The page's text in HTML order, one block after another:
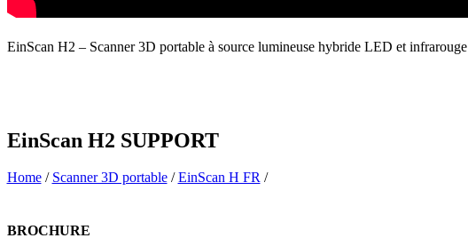
EinScan H2 – Scanner 3D portable à source lumineuse hybride LED et infrarouge
EinScan H2 SUPPORT
Home/ Scanner 3D portable/EinScan H FR/
BROCHURE